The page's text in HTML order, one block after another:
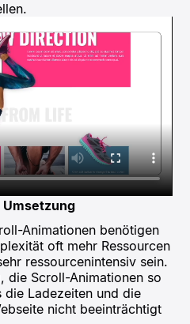
Animationen benötigen
oft mehr Ressourcen
ressourcenintensiv sein.
die Scroll-Animationen so
die Ladezeiten und die
nicht beeinträchtigt